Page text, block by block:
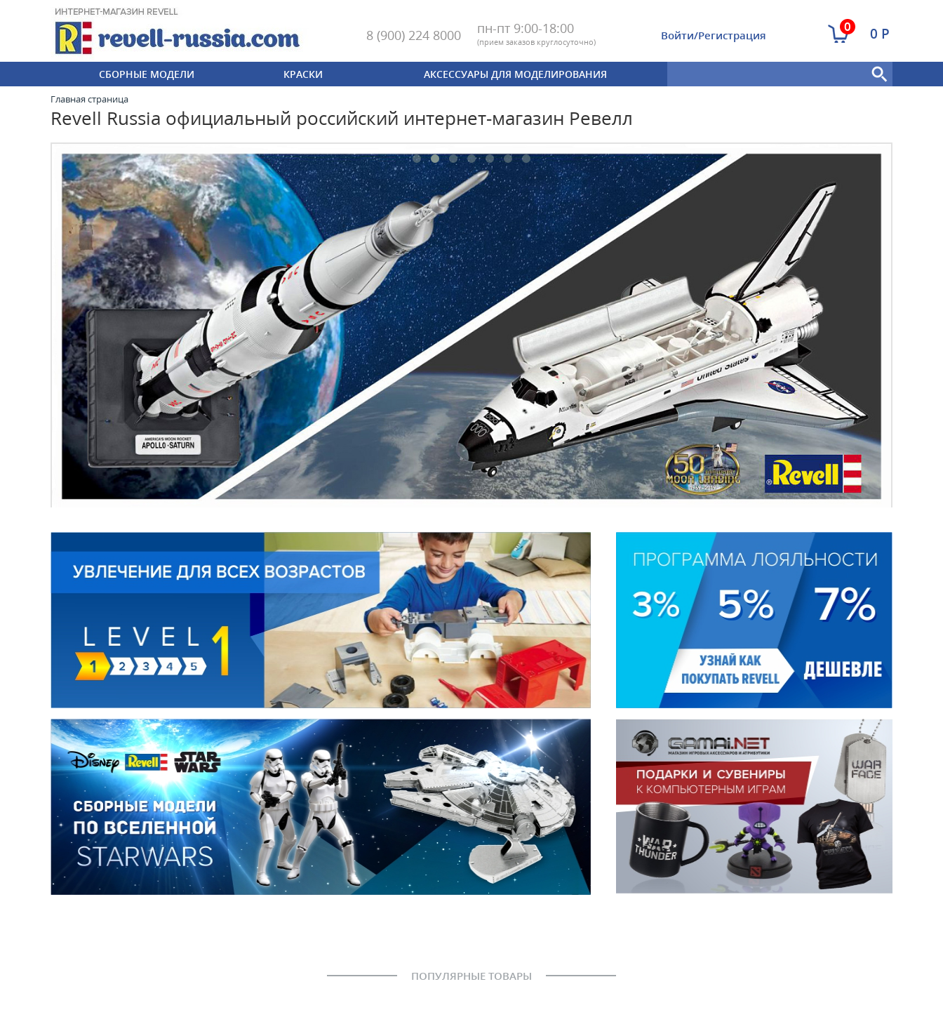
Войти/Регистрация
8 (900) 224 8000 пн-пт 9:00-18:00
(прием заказов круглосуточно)
0 0 Р
СБОРНЫЕ МОДЕЛИ КРАСКИ АКСЕССУАРЫ ДЛЯ МОДЕЛИРОВАНИЯ
Главная страница
Revell Russia официальный российский интернет-магазин Ревелл
ПОПУЛЯРНЫЕ ТОВАРЫ